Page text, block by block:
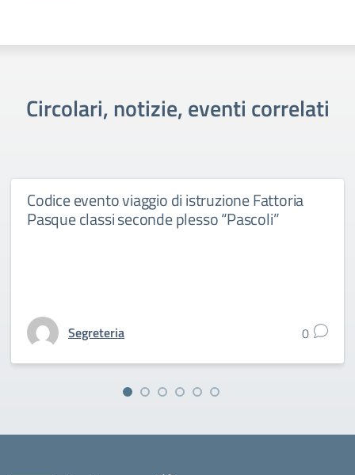
Circolari, notizie, eventi correlati
Codice evento viaggio di istruzione Fattoria
Pasque classi seconde plesso “Pascoli”
Segreteria 0